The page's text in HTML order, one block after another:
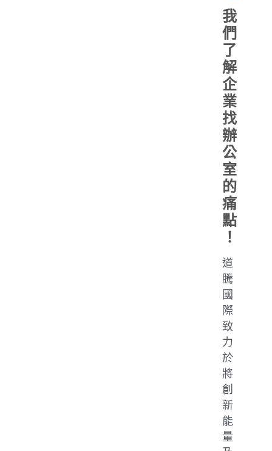
我
們
了
解
企
業
找
辦
公
室
的
痛
點
！
道
騰
國
際
致
力
於
將
創
新
能
量